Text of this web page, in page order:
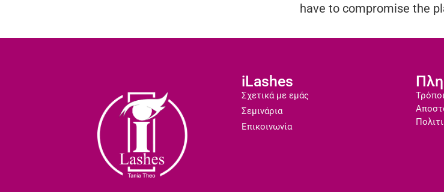
have to compromise the
iLashes
Σχετικά με εμάς
Σεμινάρια
Επικοινωνία